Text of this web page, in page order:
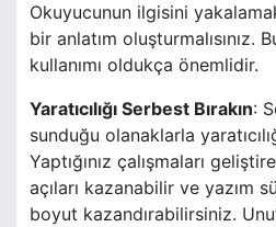
Okuyucunun ilgisini
bir anlatım oluşturmalısınız.
kullanımı oldukça önemlidir.
Yaratıcılığı Serbest Bırakın:
sunduğu olanaklarla
Yaptığınız çalışmaları
açıları kazanabilir ve yazım
boyut kazandırabilirsiniz.